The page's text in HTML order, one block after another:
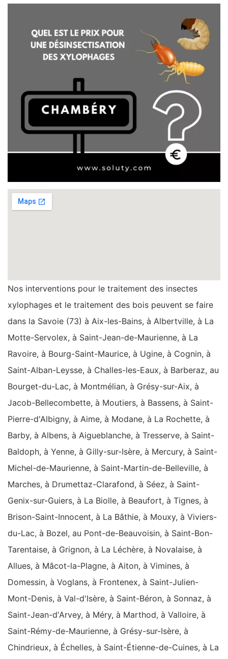
Nos interventions pour le traitement des insectes
xylophages et le traitement des bois peuvent se faire
dans la Savoie (73) à Aix-les-Bains, à Albertville, à La
Motte-Servolex, à Saint-Jean-de-Maurienne, à La
Ravoire, à Bourg-Saint-Maurice, à Ugine, à Cognin, à
Saint-Alban-Leysse, à Challes-les-Eaux, à Barberaz, au
Bourget-du-Lac, à Montmélian, à Grésy-sur-Aix, à
Jacob-Bellecombette, à Moutiers, à Bassens, à Saint-
Pierre-d'Albigny, à Aime, à Modane, à La Rochette, à
Barby, à Albens, à Aigueblanche, à Tresserve, à Saint-
Baldoph, à Yenne, à Gilly-sur-Isère, à Mercury, à Saint-
Michel-de-Maurienne, à Saint-Martin-de-Belleville, à
Marches, à Drumettaz-Clarafond, à Séez, à Saint-
Genix-sur-Guiers, à La Biolle, à Beaufort, à Tignes, à
Brison-Saint-Innocent, à La Bâthie, à Mouxy, à Viviers-
du-Lac, à Bozel, au Pont-de-Beauvoisin, à Saint-Bon-
Tarentaise, à Grignon, à La Léchère, à Novalaise, à
Allues, à Mâcot-la-Plagne, à Aiton, à Vimines, à
Domessin, à Voglans, à Frontenex, à Saint-Julien-
Mont-Denis, à Val-d'Isère, à Saint-Béron, à Sonnaz, à
Saint-Jean-d'Arvey, à Méry, à Marthod, à Valloire, à
Saint-Rémy-de-Maurienne, à Grésy-sur-Isère, à
Chindrieux, à Échelles, à Saint-Étienne-de-Cuines, à La